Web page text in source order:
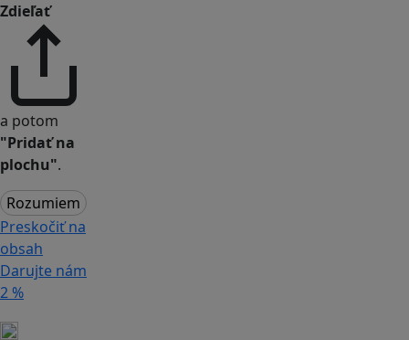
Zdieľať
a potom
"Pridať na
plochu".
Rozumiem
Preskočiť na
obsah
Darujte nám
2 %